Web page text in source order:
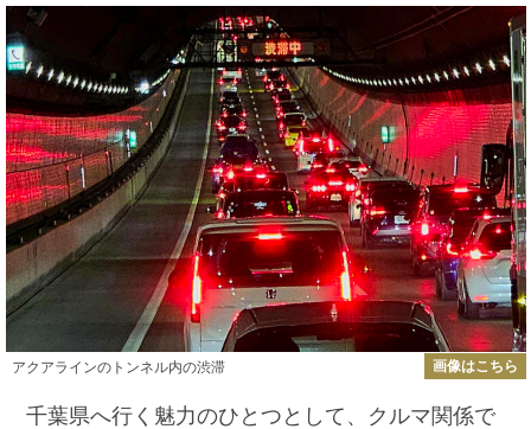
アクアラインのトンネル内の渋滞 画像はこちら
千葉県へ行く魅力のひとつとして、クルマ関係で